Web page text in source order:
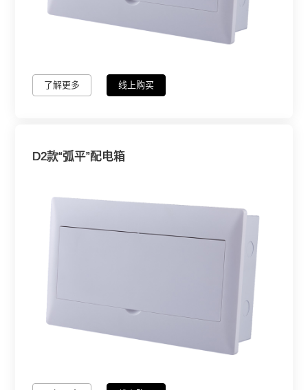
了解更多 线上购买
D2款“弧平”配电箱